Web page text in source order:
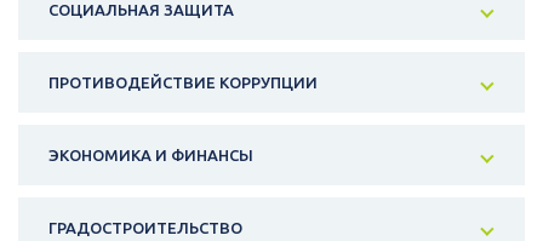
СОЦИАЛЬНАЯ ЗАЩИТА
ПРОТИВОДЕЙСТВИЕ КОРРУПЦИИ
ЭКОНОМИКА И ФИНАНСЫ
ГРАДОСТРОИТЕЛЬСТВО